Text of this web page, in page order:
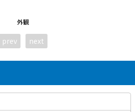
外観
prev next